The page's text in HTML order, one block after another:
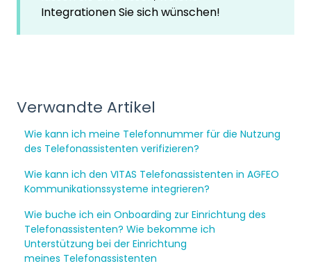
Integrationen Sie sich wünschen!
Verwandte Artikel
Wie kann ich meine Telefonnummer für die Nutzung
des Telefonassistenten verifizieren?
Wie kann ich den VITAS Telefonassistenten in AGFEO
Kommunikationssysteme integrieren?
Wie buche ich ein Onboarding zur Einrichtung des
Telefonassistenten? Wie bekomme ich
Unterstützung bei der Einrichtung
meines Telefonassistenten